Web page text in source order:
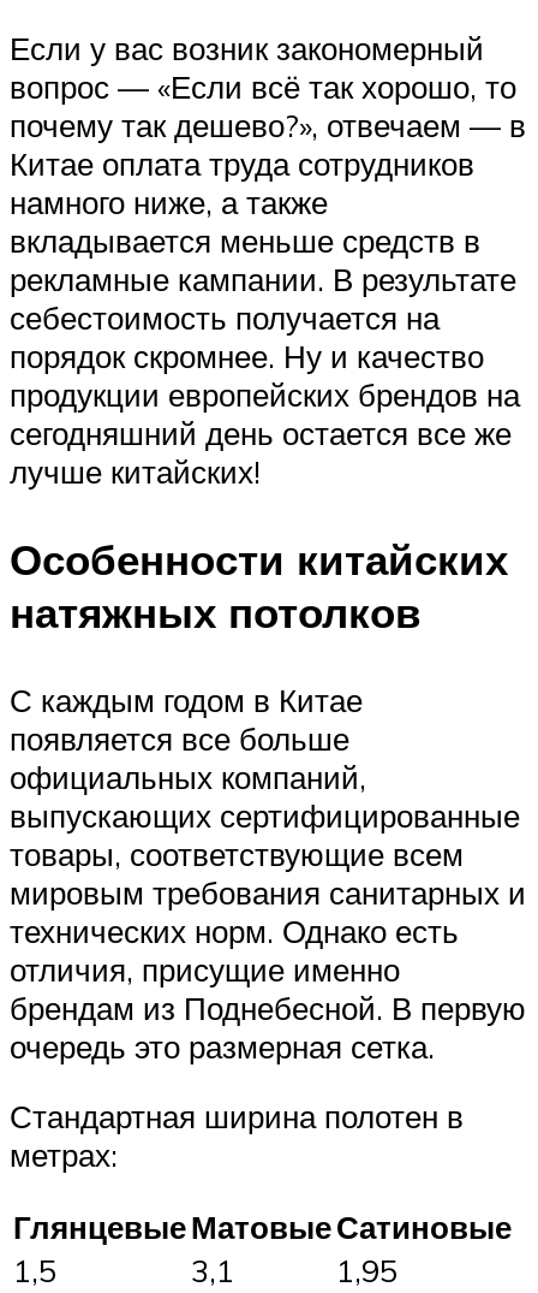
Если у вас возник закономерный
вопрос — «Если всё так хорошо, то
почему так дешево?», отвечаем — в
Китае оплата труда сотрудников
намного ниже, а также
вкладывается меньше средств в
рекламные кампании. В результате
себестоимость получается на
порядок скромнее. Ну и качество
продукции европейских брендов на
сегодняшний день остается все же
лучше китайских!
Особенности китайских
натяжных потолков
С каждым годом в Китае
появляется все больше
официальных компаний,
выпускающих сертифицированные
товары, соответствующие всем
мировым требования санитарных и
технических норм. Однако есть
отличия, присущие именно
брендам из Поднебесной. В первую
очередь это размерная сетка.
Стандартная ширина полотен в
метрах:
ГлянцевыеМатовыеСатиновые
1,5
3,1
1,95